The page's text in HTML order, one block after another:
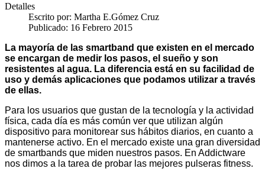
Detalles
Escrito por: Martha E.Gómez Cruz
Publicado: 16 Febrero 2015
La mayoría de las smartband que existen en el mercado
se encargan de medir los pasos, el sueño y son
resistentes al agua. La diferencia está en su facilidad de
uso y demás aplicaciones que podamos utilizar a través
de ellas.
Para los usuarios que gustan de la tecnología y la actividad
física, cada día es más común ver que utilizan algún
dispositivo para monitorear sus hábitos diarios, en cuanto a
mantenerse activo. En el mercado existe una gran diversidad
de smartbands que miden nuestros pasos. En Addictware
nos dimos a la tarea de probar las mejores pulseras fitness.